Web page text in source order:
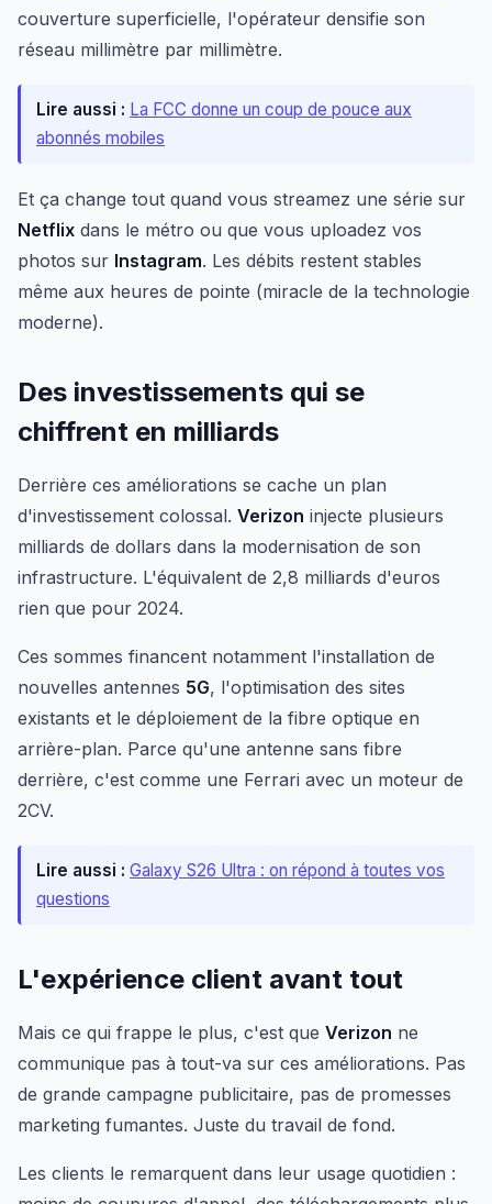
couverture superficielle, l'opérateur densifie son
réseau millimètre par millimètre.
Lire aussi : La FCC donne un coup de pouce aux
abonnés mobiles
Et ça change tout quand vous streamez une série sur
Netflix dans le métro ou que vous uploadez vos
photos sur Instagram. Les débits restent stables
même aux heures de pointe (miracle de la technologie
moderne).
Des investissements qui se
chiffrent en milliards
Derrière ces améliorations se cache un plan
d'investissement colossal. Verizon injecte plusieurs
milliards de dollars dans la modernisation de son
infrastructure. L'équivalent de 2,8 milliards d'euros
rien que pour 2024.
Ces sommes financent notamment l'installation de
nouvelles antennes 5G, l'optimisation des sites
existants et le déploiement de la fibre optique en
arrière-plan. Parce qu'une antenne sans fibre
derrière, c'est comme une Ferrari avec un moteur de
2CV.
Lire aussi : Galaxy S26 Ultra : on répond à toutes vos
questions
L'expérience client avant tout
Mais ce qui frappe le plus, c'est que Verizon ne
communique pas à tout-va sur ces améliorations. Pas
de grande campagne publicitaire, pas de promesses
marketing fumantes. Juste du travail de fond.
Les clients le remarquent dans leur usage quotidien :